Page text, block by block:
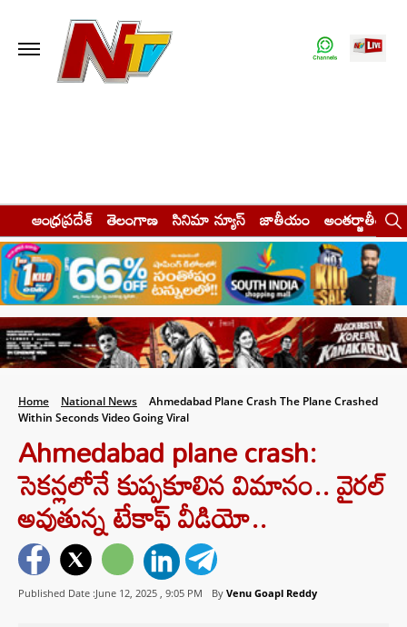
ఆంధ్రప్రదేశ్ తెలంగాణ సినిమా న్యూస్ జాతీయం అంతర్జాతీయం
Home National News
Ahmedabad Plane Crash The Plane Crashed
Within Seconds Video Going Viral
Ahmedabad plane crash:
సెకన్లలోనే కుప్పకూలిన విమానం.. వైరల్
అవుతున్న టేకాఫ్ వీడియో..
Published Date :June 12, 2025 , 9:05 PM By Venu Goapl Reddy